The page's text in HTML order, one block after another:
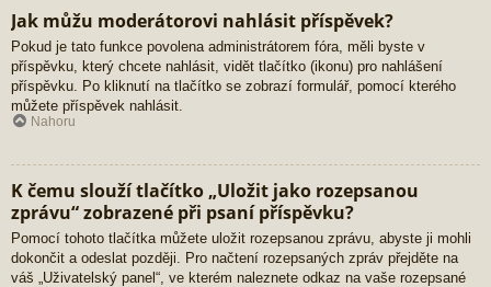
Jak můžu moderátorovi nahlásit příspěvek?
Pokud je tato funkce povolena administrátorem fóra, měli byste v
příspěvku, který chcete nahlásit, vidět tlačítko (ikonu) pro nahlášení
příspěvku. Po kliknutí na tlačítko se zobrazí formulář, pomocí kterého
můžete příspěvek nahlásit.
Nahoru
K čemu slouží tlačítko „Uložit jako rozepsanou
zprávu“ zobrazené při psaní příspěvku?
Pomocí tohoto tlačítka můžete uložit rozepsanou zprávu, abyste ji mohli
dokončit a odeslat později. Pro načtení rozepsaných zpráv přejděte na
váš „Uživatelský panel“, ve kterém naleznete odkaz na vaše rozepsané